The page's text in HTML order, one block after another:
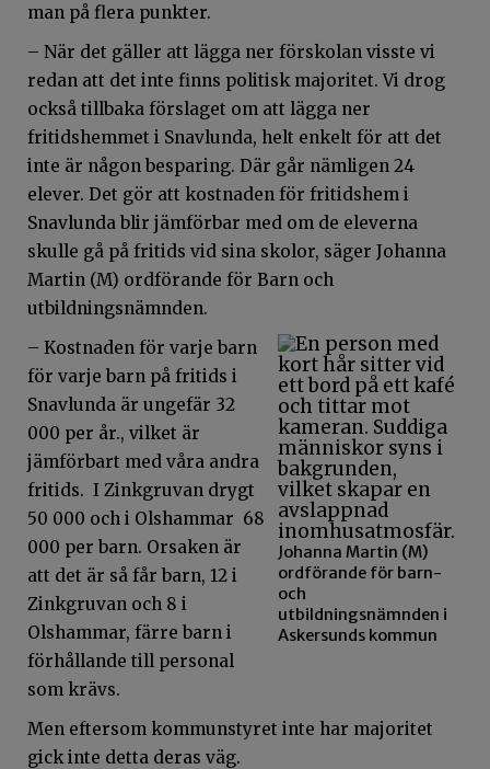
man på flera punkter.
– När det gäller att lägga ner förskolan visste vi
redan att det inte finns politisk majoritet. Vi drog
också tillbaka förslaget om att lägga ner
fritidshemmet i Snavlunda, helt enkelt för att det
inte är någon besparing. Där går nämligen 24
elever. Det gör att kostnaden för fritidshem i
Snavlunda blir jämförbar med om de eleverna
skulle gå på fritids vid sina skolor, säger Johanna
Martin (M) ordförande för Barn och
utbildningsnämnden.
Johanna Martin (M)
ordförande för barn-
och
utbildningsnämnden i
Askersunds kommun
– Kostnaden för varje barn
för varje barn på fritids i
Snavlunda är ungefär 32
000 per år., vilket är
jämförbart med våra andra
fritids. I Zinkgruvan drygt
50 000 och i Olshammar 68
000 per barn. Orsaken är
att det är så får barn, 12 i
Zinkgruvan och 8 i
Olshammar, färre barn i
förhållande till personal
som krävs.
Men eftersom kommunstyret inte har majoritet
gick inte detta deras väg.